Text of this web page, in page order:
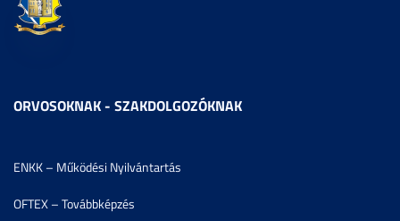
ORVOSOKNAK - SZAKDOLGOZÓKNAK
ENKK – Működési Nyilvántartás
OFTEX – Továbbképzés